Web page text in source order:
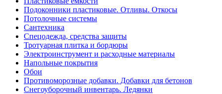
Подоконники пластиковые. Отливы. Откосы
Потолочные системы
Сантехника
Спецодежда, средства защиты
Тротуарная плитка и бордюры
Электроинструмент и расходные материалы
Напольные покрытия
Обои
Противоморозные добавки. Добавки для бетонов
Снегоуборочный инвентарь. Ледянки